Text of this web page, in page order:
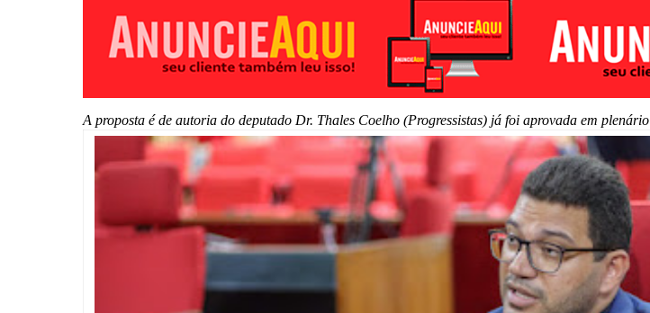
A proposta é de autoria do deputado Dr. Thales Coelho (Progressistas) já foi aprovada em plenário